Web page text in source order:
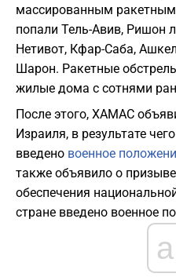
массированным
попали Тель-Авив, Ришон
Нетивот, Кфар-Саба,
Шарон. Ракетные
жилые дома с сотнями
После этого, ХАМАС
Израиля, в результате
введено военное
также объявило о
обеспечения
стране введено военное